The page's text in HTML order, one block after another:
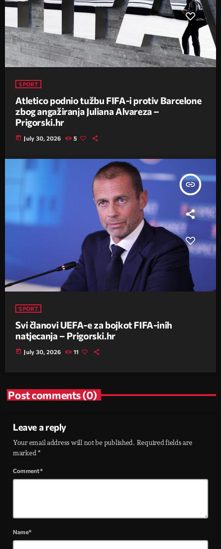
SPORT
Atletico podnio tužbu FIFA-i protiv Barcelone
zbog angažiranja Juliana Alvareza –
Prigorski.hr
today July 30, 2026 5
insert_link
SPORT
Svi članovi UEFA-e za bojkot FIFA-inih
natjecanja – Prigorski.hr
today July 30, 2026 11
Post comments (0)
Leave a reply
Your email address will not be published. Required fields are
marked *
Comment*
Name*